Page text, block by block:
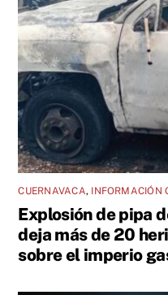
CUERNAVACA, INFORMACIÓN
Explosión de pipa
deja más de 20
sobre el imperio